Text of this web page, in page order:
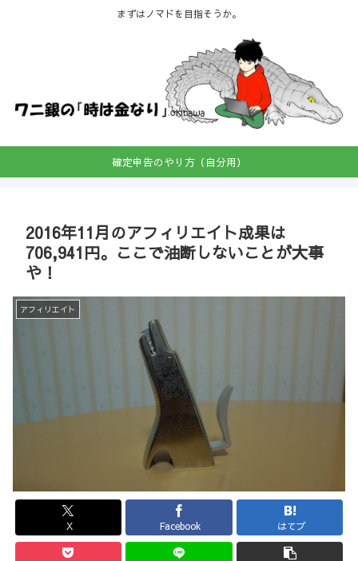
まずはノマドを目指そうか。
確定申告のやり方（自分用）
2016年11月のアフィリエイト成果は
706,941円。ここで油断しないことが大事
や！
アフィリエイト
X Facebook はてブ